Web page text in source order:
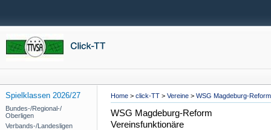
Home > click-TT > Vereine > WSG Magdeburg-Reform
Spielklassen 2026/27
Bundes-/Regional-/
Oberligen
Verbands-/Landesligen
WSG Magdeburg-Reform
Vereinsfunktionäre